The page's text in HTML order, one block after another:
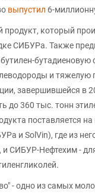
выпустил 6-
продукт, который
СИБУРа. Также
и тяжелую
завершившейся в
до 360 тыс. тонн
поставляется на
и SolVin), где из
и СИБУР-Нефтехим -
- одно из самых